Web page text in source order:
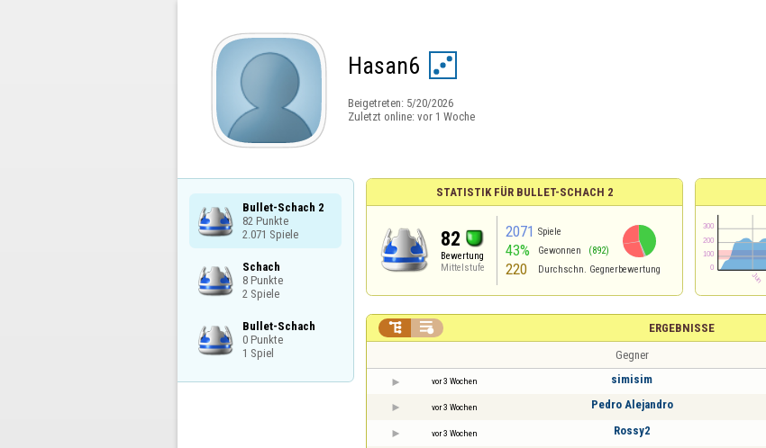
Hasan6
Beigetreten: 5/20/2026
Zuletzt online: vor 1 Woche
Bullet-Schach 2
82 Punkte
2.071 Spiele
Schach
8 Punkte
2 Spiele
Bullet-Schach
0 Punkte
1 Spiel
STATISTIK FÜR BULLET-SCHACH 2
82
Bewertung
Mittelstufe
2071 Spiele
43% Gewonnen (892)
220 Durchschn. Gegnerbewertung
ERGEBNISSE
 
Gegner
vor 3 Wochen simisim
vor 3 Wochen Pedro Alejandro
vor 3 Wochen Rossy2